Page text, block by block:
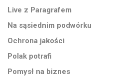
Live z Paragrafem
Na sąsiednim podwórku
Ochrona jakości
Polak potrafi
Pomysł na biznes